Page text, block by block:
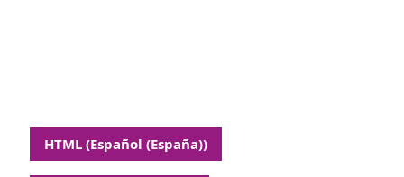
HTML (Español (España))